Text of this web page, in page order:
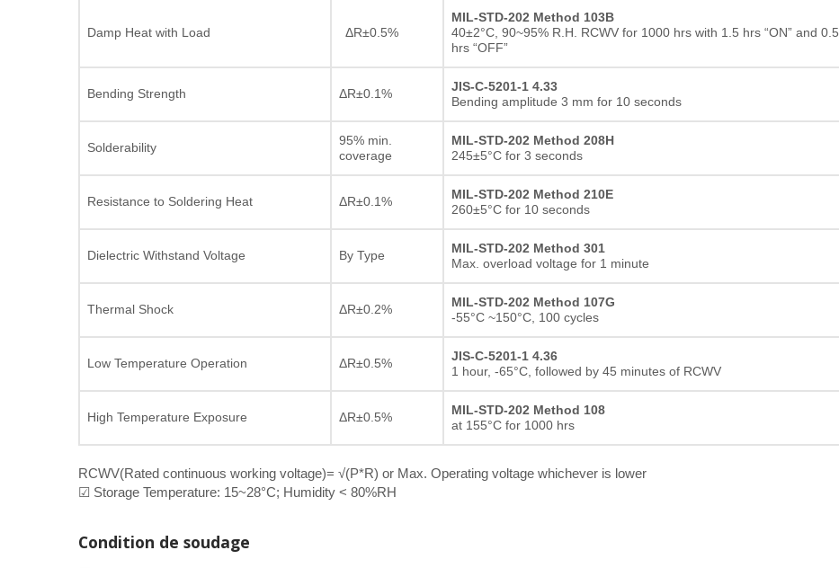
Damp Heat with Load ΔR±0.5%
MIL-STD-202 Method 103B
40±2°C, 90~95% R.H. RCWV for 1000 hrs with 1.5 hrs “ON” and 0.5
hrs “OFF”
Bending Strength ΔR±0.1%
JIS-C-5201-1 4.33
Bending amplitude 3 mm for 10 seconds
Solderability
95% min.
coverage
MIL-STD-202 Method 208H
245±5°C for 3 seconds
Resistance to Soldering Heat ΔR±0.1%
MIL-STD-202 Method 210E
260±5°C for 10 seconds
Dielectric Withstand Voltage By Type
MIL-STD-202 Method 301
Max. overload voltage for 1 minute
Thermal Shock ΔR±0.2%
MIL-STD-202 Method 107G
-55°C ~150°C, 100 cycles
Low Temperature Operation ΔR±0.5%
JIS-C-5201-1 4.36
1 hour, -65°C, followed by 45 minutes of RCWV
High Temperature Exposure ΔR±0.5%
MIL-STD-202 Method 108
at 155°C for 1000 hrs
RCWV(Rated continuous working voltage)= √(P*R) or Max. Operating voltage whichever is lower
☑ Storage Temperature: 15~28°C; Humidity < 80%RH
Condition de soudage